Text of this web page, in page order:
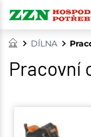
DÍLNA
Pracovní